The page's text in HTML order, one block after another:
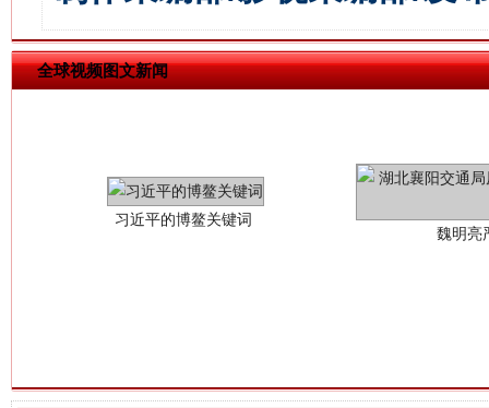
全球视频图文新闻
习近平的博鳌关键词
“刷贴”乱象丛生